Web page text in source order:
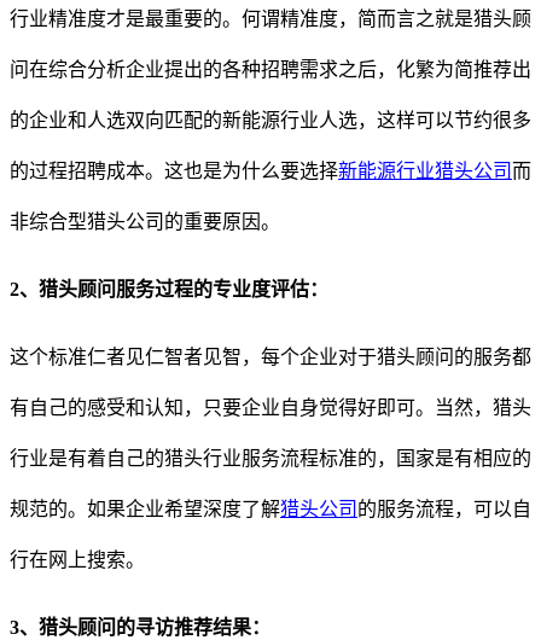
行业精准度才是最重要的。何谓精准度，简而言之就是猎头顾
问在综合分析企业提出的各种招聘需求之后，化繁为简推荐出
的企业和人选双向匹配的新能源行业人选，这样可以节约很多
的过程招聘成本。这也是为什么要选择新能源行业猎头公司 而
非综合型猎头公司的重要原因。
2、猎头顾问服务过程的专业度评估：
这个标准仁者见仁智者见智，每个企业对于猎头顾问的服务都
有自己的感受和认知，只要企业自身觉得好即可。当然，猎头
行业是有着自己的猎头行业服务流程标准的，国家是有相应的
规范的。如果企业希望深度了解猎头公司 的服务流程，可以自
行在网上搜索。
3、猎头顾问的寻访推荐结果：